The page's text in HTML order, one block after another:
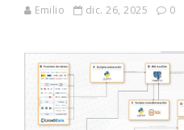
Emilio dic. 26, 2025 0